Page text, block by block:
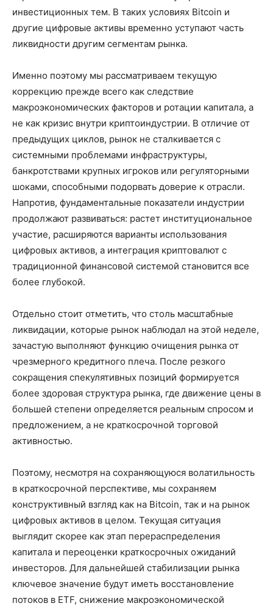
инвестиционных тем. В таких условиях Bitcoin и
другие цифровые активы временно уступают часть
ликвидности другим сегментам рынка.
Именно поэтому мы рассматриваем текущую
коррекцию прежде всего как следствие
макроэкономических факторов и ротации капитала, а
не как кризис внутри криптоиндустрии. В отличие от
предыдущих циклов, рынок не сталкивается с
системными проблемами инфраструктуры,
банкротствами крупных игроков или регуляторными
шоками, способными подорвать доверие к отрасли.
Напротив, фундаментальные показатели индустрии
продолжают развиваться: растет институциональное
участие, расширяются варианты использования
цифровых активов, а интеграция криптовалют с
традиционной финансовой системой становится все
более глубокой.
Отдельно стоит отметить, что столь масштабные
ликвидации, которые рынок наблюдал на этой неделе,
зачастую выполняют функцию очищения рынка от
чрезмерного кредитного плеча. После резкого
сокращения спекулятивных позиций формируется
более здоровая структура рынка, где движение цены в
большей степени определяется реальным спросом и
предложением, а не краткосрочной торговой
активностью.
Поэтому, несмотря на сохраняющуюся волатильность
в краткосрочной перспективе, мы сохраняем
конструктивный взгляд как на Bitcoin, так и на рынок
цифровых активов в целом. Текущая ситуация
выглядит скорее как этап перераспределения
капитала и переоценки краткосрочных ожиданий
инвесторов. Для дальнейшей стабилизации рынка
ключевое значение будут иметь восстановление
потоков в ETF, снижение макроэкономической